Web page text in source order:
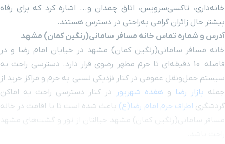
موزه آستان قدس رضوی ۳ دقیقه با خودرو (۱ کیلومتر و ۲۲۷ متر)
موزه ظروف ۳ دقیقه با خودرو (۱ کیلومتر و ۲۳۰ متر)
موزه نجوم و ساعت ۳ دقیقه با خودرو (۱ کیلومتر و ۲۳۶ متر)
موزه مدال ۳ دقیقه با خودرو (۱ کیلومتر و ۲۳۶ متر)
موزه تمبر، اسکناس و سکه ۳ دقیقه با خودرو (۱ کیلومتر و ۲۳۶ متر)
خانه‌داری، تاکسی‌سرویس، اتاق چمدان و... اشاره کرد که برای رفاه
بیشتر حال زائران گرامی به‌راحتی در دسترس‌ هستند.
آدرس و شماره تماس خانه مسافر سامانی(رنگین کمان) مشهد
خانه مسافر سامانی(رنگین کمان) مشهد در خیابان امام رضا و در
فاصله 10 دقیقه‌ای تا حرم مطهر رضوی قرار دارد. دسترسی راحت به
سیستم حمل‌و‌نقل عمومی در کنار نزدیکی نسبی به حرم و مراکز خرید از
جمله بازار رضا و هفده شهریور در کنار دسترسی‌ راحت به اماکن
گردشگری اطراف حرم امام رضا(ع) باعث شده است تا با اقامت در خانه
مسافر سامانی(رنگین کمان) مشهد خیالتان از تور و گشت‌های مشهد